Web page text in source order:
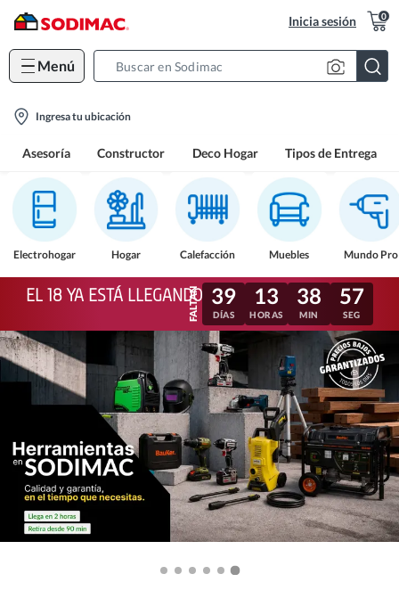
Inicia sesión 0
Menú
location-
Ingresa tu ubicación
Asesoría Constructor Deco Hogar Tipos de Entrega
Electrohogar Hogar Calefacción Muebles Mundo Pro
EL 18 YA ESTÁ LLEGANDO 39
DÍAS
13
HORAS
38
MIN
54
SEG